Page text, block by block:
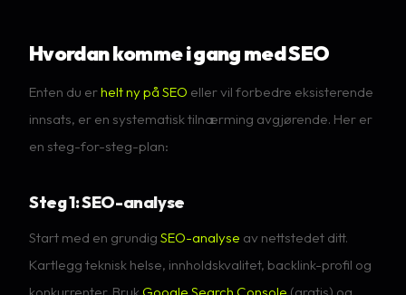
Hvordan komme i gang med SEO
Enten du erhelt ny på SEO eller vil forbedre eksisterende
innsats, er en systematisk tilnærming avgjørende. Her er
en steg-for-steg-plan:
Steg 1: SEO-analyse
Start med en grundig SEO-analyse av nettstedet ditt.
Kartlegg teknisk helse, innholdskvalitet, backlink-profil og
konkurrenter. Bruk Google Search Console (gratis) og